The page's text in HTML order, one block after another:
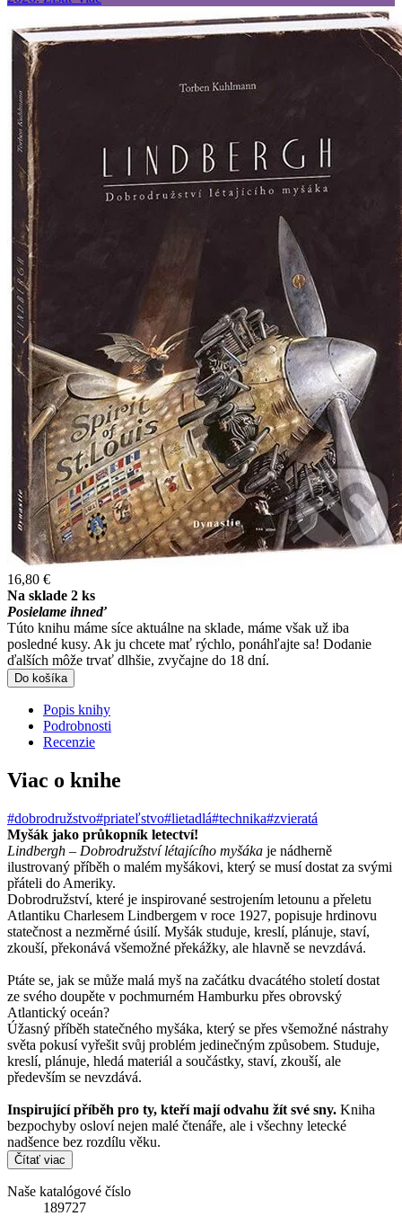
16,80 €
Na sklade 2 ks
Posielame ihneď
Túto knihu máme síce aktuálne na sklade, máme však už iba
posledné kusy. Ak ju chcete mať rýchlo, ponáhľajte sa! Dodanie
ďalších môže trvať dlhšie, zvyčajne do 18 dní.
Do košíka
Popis knihy
Podrobnosti
Recenzie
Viac o knihe
#dobrodružstvo#priateľstvo#lietadlá#technika#zvieratá
Myšák jako průkopník letectví!
Lindbergh – Dobrodružství létajícího myšáka je nádherně
ilustrovaný příběh o malém myšákovi, který se musí dostat za svými
přáteli do Ameriky.
Dobrodružství, které je inspirované sestrojením letounu a přeletu
Atlantiku Charlesem Lindbergem v roce 1927, popisuje hrdinovu
statečnost a nezměrné úsilí. Myšák studuje, kreslí, plánuje, staví,
zkouší, překonává všemožné překážky, ale hlavně se nevzdává.
Ptáte se, jak se může malá myš na začátku dvacátého století dostat
ze svého doupěte v pochmurném Hamburku přes obrovský
Atlantický oceán?
Úžasný příběh statečného myšáka, který se přes všemožné nástrahy
světa pokusí vyřešit svůj problém jedinečným způsobem. Studuje,
kreslí, plánuje, hledá materiál a součástky, staví, zkouší, ale
především se nevzdává.
Inspirující příběh pro ty, kteří mají odvahu žít své sny. Kniha
bezpochyby osloví nejen malé čtenáře, ale i všechny letecké
nadšence bez rozdílu věku.
Čítať viac
Naše katalógové číslo
189727